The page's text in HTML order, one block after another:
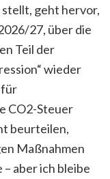
geht hervor,
27, über die
Teil der
wieder
für
CO2-Steuer
beurteilen,
Maßnahmen
aber ich bleibe